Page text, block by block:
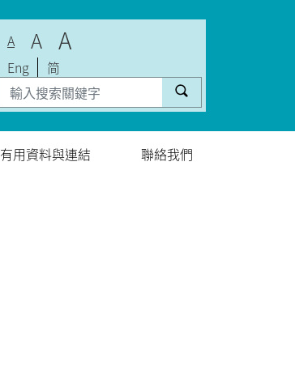
A A A
Eng 简
有用資料與連結 聯絡我們